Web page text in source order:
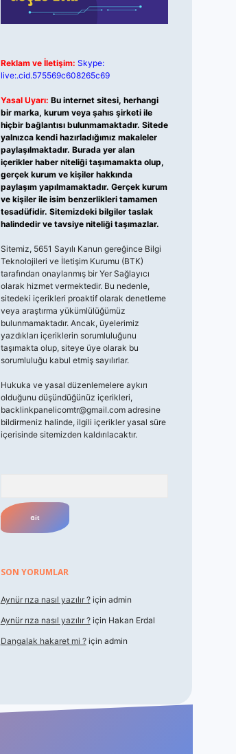
Reklam ve İletişim: Skype:
live:.cid.575569c608265c69
Yasal Uyarı: Bu internet sitesi, herhangi
bir marka, kurum veya şahıs şirketi ile
hiçbir bağlantısı bulunmamaktadır. Sitede
yalnızca kendi hazırladığımız makaleler
paylaşılmaktadır. Burada yer alan
içerikler haber niteliği taşımamakta olup,
gerçek kurum ve kişiler hakkında
paylaşım yapılmamaktadır. Gerçek kurum
ve kişiler ile isim benzerlikleri tamamen
tesadüfidir. Sitemizdeki bilgiler taslak
halindedir ve tavsiye niteliği taşımazlar.
Sitemiz, 5651 Sayılı Kanun gereğince Bilgi
Teknolojileri ve İletişim Kurumu (BTK)
tarafından onaylanmış bir Yer Sağlayıcı
olarak hizmet vermektedir. Bu nedenle,
sitedeki içerikleri proaktif olarak denetleme
veya araştırma yükümlülüğümüz
bulunmamaktadır. Ancak, üyelerimiz
yazdıkları içeriklerin sorumluluğunu
taşımakta olup, siteye üye olarak bu
sorumluluğu kabul etmiş sayılırlar.
Hukuka ve yasal düzenlemelere aykırı
olduğunu düşündüğünüz içerikleri,
backlinkpanelicomtr@gmail.comadresine
bildirmeniz halinde, ilgili içerikler yasal süre
içerisinde sitemizden kaldırılacaktır.
SON YORUMLAR
Aynür rıza nasıl yazılır ?için admin
Aynür rıza nasıl yazılır ?için Hakan Erdal
Dangalak hakaret mi ?için admin